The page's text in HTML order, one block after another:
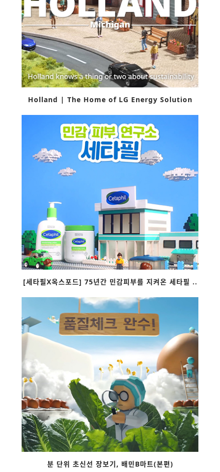
Holland | The Home of LG Energy Solution
[세타필X옥스포드] 75년간 민감피부를 지켜온 세타필 ..
분 단위 초신선 장보기, 배민B마트(본편)